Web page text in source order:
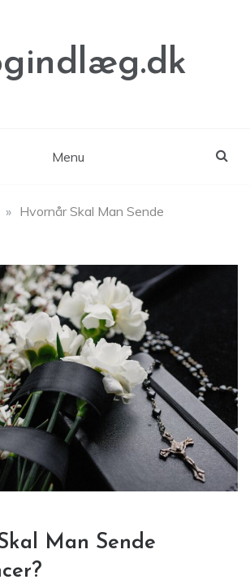
Menu
» Hvornår Skal Man Sende
Man Sende